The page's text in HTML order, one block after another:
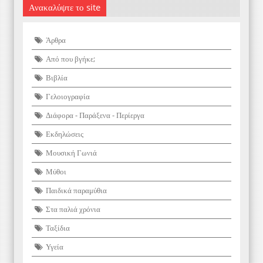
Ανακαλύψτε το site
Άρθρα
Από που βγήκε;
Βιβλία
Γελοιογραφία
Διάφορα - Παράξενα - Περίεργα
Εκδηλώσεις
Μουσική Γωνιά
Μύθοι
Παιδικά παραμύθια
Στα παλιά χρόνια
Ταξίδια
Υγεία